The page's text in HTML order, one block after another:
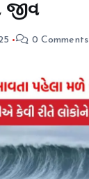
જીવ
0 Comments